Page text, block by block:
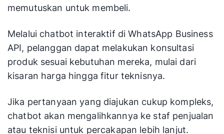
memutuskan untuk membeli.
Melalui chatbot interaktif di WhatsApp Business
API, pelanggan dapat melakukan konsultasi
produk sesuai kebutuhan mereka, mulai dari
kisaran harga hingga fitur teknisnya.
Jika pertanyaan yang diajukan cukup kompleks,
chatbot akan mengalihkannya ke staf penjualan
atau teknisi untuk percakapan lebih lanjut.